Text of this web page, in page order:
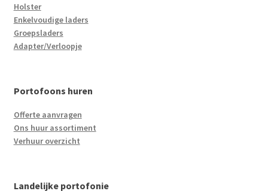
Holster
Enkelvoudige laders
Groepsladers
Adapter/Verloopje
Portofoons huren
Offerte aanvragen
Ons huur assortiment
Verhuur overzicht
Landelijke portofonie